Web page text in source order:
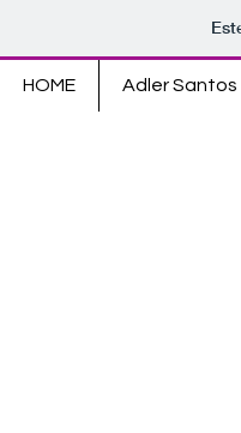
HOME Adler Santos